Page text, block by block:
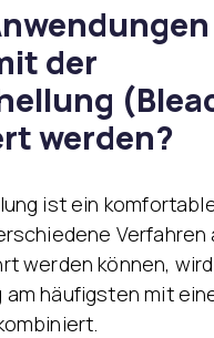
der
werden?
ist ein
Verfahren
werden können,
am häufigsten mit